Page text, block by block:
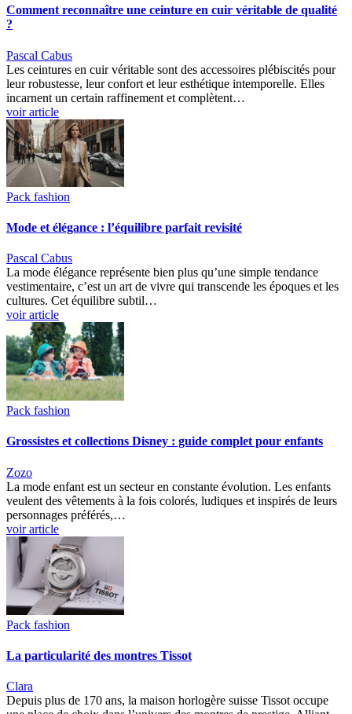
Comment reconnaître une ceinture en cuir véritable de qualité
?
Pascal Cabus
Les ceintures en cuir véritable sont des accessoires plébiscités pour
leur robustesse, leur confort et leur esthétique intemporelle. Elles
incarnent un certain raffinement et complètent…
voir article
Pack fashion
Mode et élégance : l’équilibre parfait revisité
Pascal Cabus
La mode élégance représente bien plus qu’une simple tendance
vestimentaire, c’est un art de vivre qui transcende les époques et les
cultures. Cet équilibre subtil…
voir article
Pack fashion
Grossistes et collections Disney : guide complet pour enfants
Zozo
La mode enfant est un secteur en constante évolution. Les enfants
veulent des vêtements à la fois colorés, ludiques et inspirés de leurs
personnages préférés,…
voir article
Pack fashion
La particularité des montres Tissot
Clara
Depuis plus de 170 ans, la maison horlogère suisse Tissot occupe